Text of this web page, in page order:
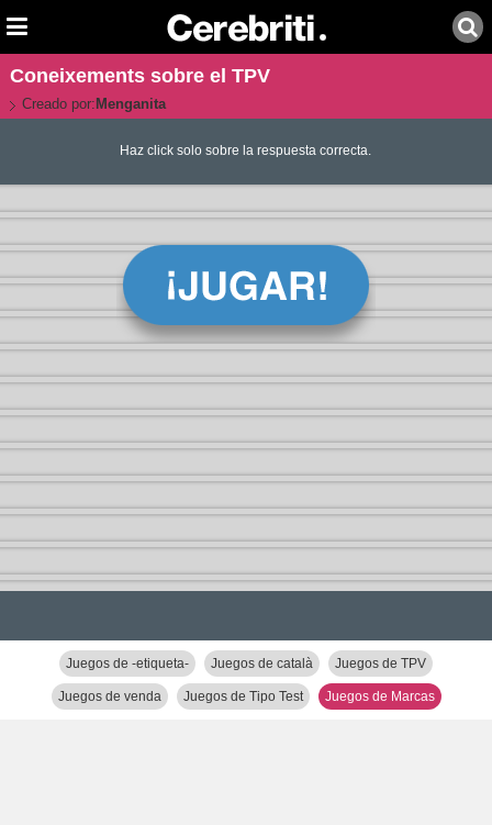
Coneixements sobre el TPV
Creado por: Menganita
Haz click solo sobre la respuesta correcta.
Juegos de -etiqueta- Juegos de català Juegos de TPV
Juegos de venda Juegos de Tipo Test Juegos de Marcas